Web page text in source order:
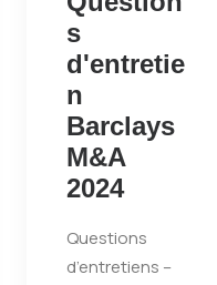
s
d'entretie
n
Barclays
M&A
2024
Questions
d’entretiens –